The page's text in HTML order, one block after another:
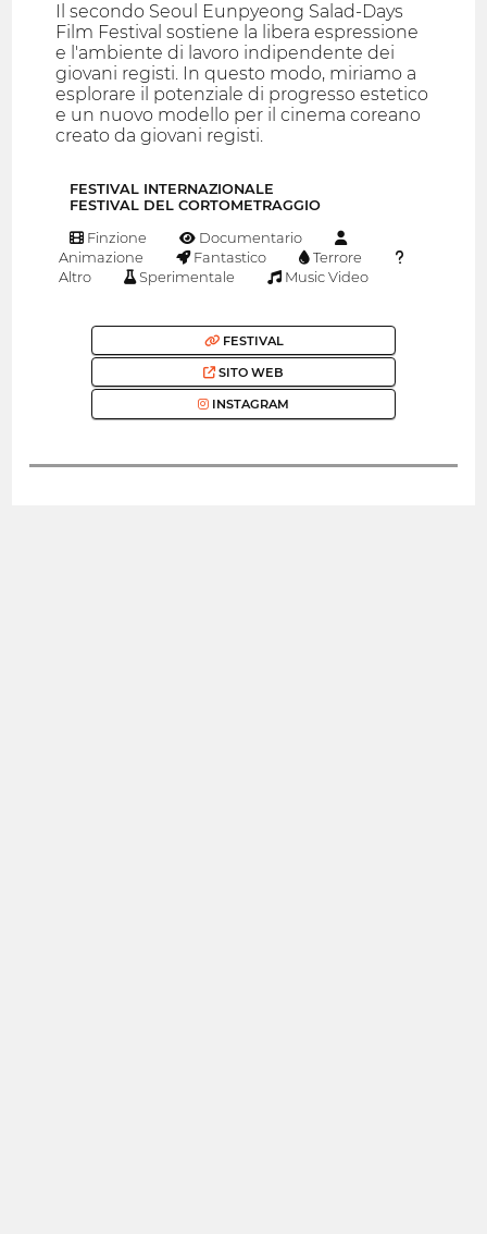
Il secondo Seoul Eunpyeong Salad-Days
Film Festival sostiene la libera espressione
e l'ambiente di lavoro indipendente dei
giovani registi. In questo modo, miriamo a
esplorare il potenziale di progresso estetico
e un nuovo modello per il cinema coreano
creato da giovani registi.
FESTIVAL INTERNAZIONALE
FESTIVAL DEL CORTOMETRAGGIO
Finzione
Documentario
Animazione
Fantastico
Terrore
Altro
Sperimentale Music Video
FESTIVAL
SITO WEB
INSTAGRAM